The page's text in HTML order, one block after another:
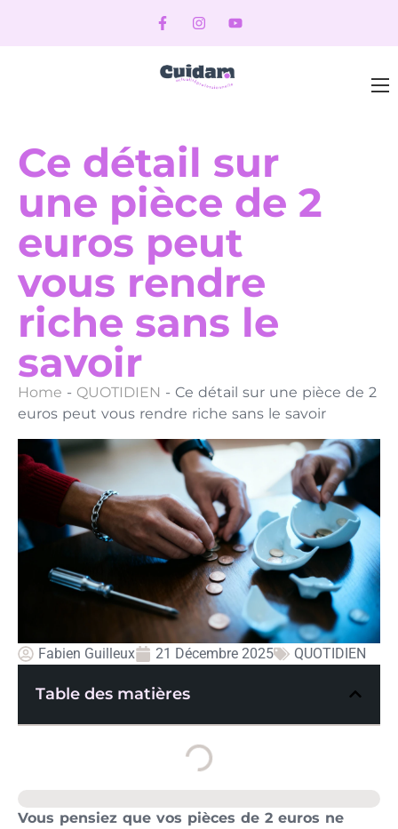
Ce détail sur
une pièce de 2
euros peut
vous rendre
riche sans le
savoir
Home - QUOTIDIEN - Ce détail sur une pièce de 2
euros peut vous rendre riche sans le savoir
Fabien Guilleux 21 Décembre 2025 QUOTIDIEN
Table des matières
Vous pensiez que vos pièces de 2 euros ne